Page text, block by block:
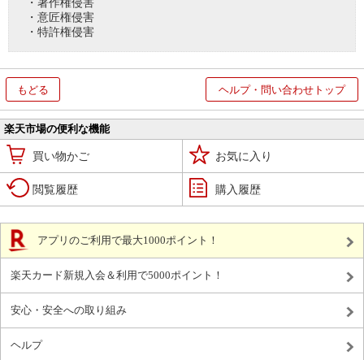
・著作権侵害
・意匠権侵害
・特許権侵害
もどる ヘルプ・問い合わせトップ
楽天市場の便利な機能
買い物かご お気に入り
閲覧履歴 購入履歴
アプリのご利用で最大1000ポイント！
楽天カード新規入会＆利用で5000ポイント！
安心・安全への取り組み
ヘルプ